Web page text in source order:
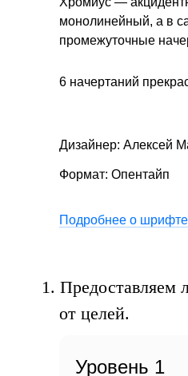
монолинейный, а в
промежуточные
6 начертаний
Дизайнер: Алексей
Формат: Опентайп
Подробнее о шрифте
1. Предоставляем
от целей.
Уровень 1